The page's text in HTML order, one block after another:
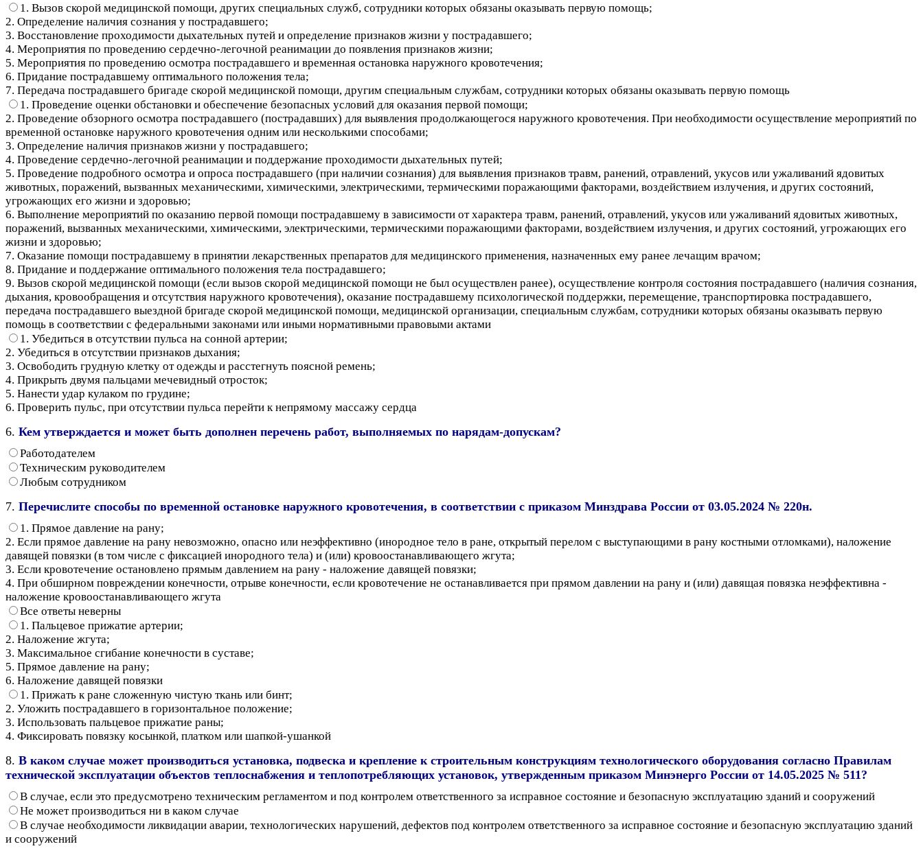
1. Вызов скорой медицинской помощи, других специальных служб, сотрудники которых обязаны оказывать первую помощь;
2. Определение наличия сознания у пострадавшего;
3. Восстановление проходимости дыхательных путей и определение признаков жизни у пострадавшего;
4. Мероприятия по проведению сердечно-легочной реанимации до появления признаков жизни;
5. Мероприятия по проведению осмотра пострадавшего и временная остановка наружного кровотечения;
6. Придание пострадавшему оптимального положения тела;
7. Передача пострадавшего бригаде скорой медицинской помощи, другим специальным службам, сотрудники которых обязаны оказывать первую помощь
1. Проведение оценки обстановки и обеспечение безопасных условий для оказания первой помощи;
2. Проведение обзорного осмотра пострадавшего (пострадавших) для выявления продолжающегося наружного кровотечения. При необходимости осуществление мероприятий по
временной остановке наружного кровотечения одним или несколькими способами;
3. Определение наличия признаков жизни у пострадавшего;
4. Проведение сердечно-легочной реанимации и поддержание проходимости дыхательных путей;
5. Проведение подробного осмотра и опроса пострадавшего (при наличии сознания) для выявления признаков травм, ранений, отравлений, укусов или ужаливаний ядовитых
животных, поражений, вызванных механическими, химическими, электрическими, термическими поражающими факторами, воздействием излучения, и других состояний,
угрожающих его жизни и здоровью;
6. Выполнение мероприятий по оказанию первой помощи пострадавшему в зависимости от характера травм, ранений, отравлений, укусов или ужаливаний ядовитых животных,
поражений, вызванных механическими, химическими, электрическими, термическими поражающими факторами, воздействием излучения, и других состояний, угрожающих его
жизни и здоровью;
7. Оказание помощи пострадавшему в принятии лекарственных препаратов для медицинского применения, назначенных ему ранее лечащим врачом;
8. Придание и поддержание оптимального положения тела пострадавшего;
9. Вызов скорой медицинской помощи (если вызов скорой медицинской помощи не был осуществлен ранее), осуществление контроля состояния пострадавшего (наличия сознания,
дыхания, кровообращения и отсутствия наружного кровотечения), оказание пострадавшему психологической поддержки, перемещение, транспортировка пострадавшего,
передача пострадавшего выездной бригаде скорой медицинской помощи, медицинской организации, специальным службам, сотрудники которых обязаны оказывать первую
помощь в соответствии с федеральными законами или иными нормативными правовыми актами
1. Убедиться в отсутствии пульса на сонной артерии;
2. Убедиться в отсутствии признаков дыхания;
3. Освободить грудную клетку от одежды и расстегнуть поясной ремень;
4. Прикрыть двумя пальцами мечевидный отросток;
5. Нанести удар кулаком по грудине;
6. Проверить пульс, при отсутствии пульса перейти к непрямому массажу сердца
6. Кем утверждается и может быть дополнен перечень работ, выполняемых по нарядам-допускам?
Работодателем
Техническим руководителем
Любым сотрудником
7. Перечислите способы по временной остановке наружного кровотечения, в соответствии с приказом Минздрава России от 03.05.2024 № 220н.
1. Прямое давление на рану;
2. Если прямое давление на рану невозможно, опасно или неэффективно (инородное тело в ране, открытый перелом с выступающими в рану костными отломками), наложение
давящей повязки (в том числе с фиксацией инородного тела) и (или) кровоостанавливающего жгута;
3. Если кровотечение остановлено прямым давлением на рану - наложение давящей повязки;
4. При обширном повреждении конечности, отрыве конечности, если кровотечение не останавливается при прямом давлении на рану и (или) давящая повязка неэффективна -
наложение кровоостанавливающего жгута
Все ответы неверны
1. Пальцевое прижатие артерии;
2. Наложение жгута;
3. Максимальное сгибание конечности в суставе;
5. Прямое давление на рану;
6. Наложение давящей повязки
1. Прижать к ране сложенную чистую ткань или бинт;
2. Уложить пострадавшего в горизонтальное положение;
3. Использовать пальцевое прижатие раны;
4. Фиксировать повязку косынкой, платком или шапкой-ушанкой
8. В каком случае может производиться установка, подвеска и крепление к строительным конструкциям технологического оборудования согласно Правилам
технической эксплуатации объектов теплоснабжения и теплопотребляющих установок, утвержденным приказом Минэнерго России от 14.05.2025 № 511?
В случае, если это предусмотрено техническим регламентом и под контролем ответственного за исправное состояние и безопасную эксплуатацию зданий и сооружений
Не может производиться ни в каком случае
В случае необходимости ликвидации аварии, технологических нарушений, дефектов под контролем ответственного за исправное состояние и безопасную эксплуатацию зданий
и сооружений